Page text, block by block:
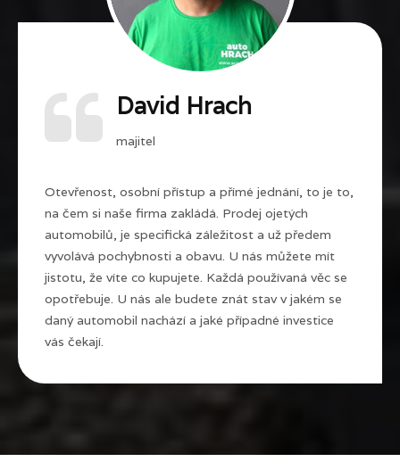
David Hrach
majitel
Otevřenost, osobní přístup a přímé jednání, to je to,
na čem si naše firma zakládá. Prodej ojetých
automobilů, je specifická záležitost a už předem
vyvolává pochybnosti a obavu. U nás můžete mít
jistotu, že víte co kupujete. Každá používaná věc se
opotřebuje. U nás ale budete znát stav v jakém se
daný automobil nachází a jaké případné investice
vás čekají.